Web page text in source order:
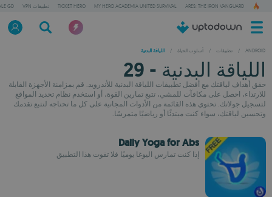
ARES: THE IRON VANGUARD
MY HERO ACADEMIA UNITED SURVIVAL
TICKET HERO تطبيقات VPN GD
ANDROID
/ تطبيقات / أسلوب الحياة / اللياقة البدنية
اللياقة البدنية - 29
حقق أهداف لياقتك مع أفضل تطبيقات اللياقة البدنية للأندرويد. قم بمزامنة الأجهزة القابلة
للارتداء، احصل على مكافآت للمشي، تتبع تمارين القوة، أو استخدم نظام تحديد المواقع
لتسجيل جولاتك. تحتوي هذه القائمة من الأدوات المجانية على كل ما تحتاجه لتتبع تقدمك
وتحسين لياقتك، سواء كنت مبتدئًا أو رياضيًا متمرسًا.
Daily Yoga for Abs
إذا كنت تمارس اليوغا يوميًا فلا تفوت هذا التطبيق